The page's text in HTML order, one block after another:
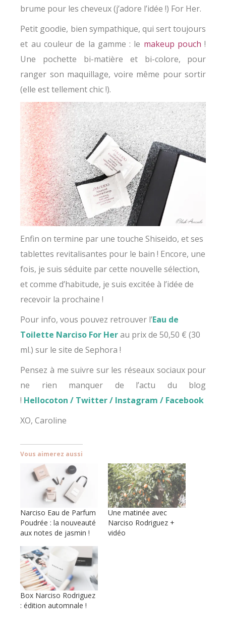
brume pour les cheveux (j’adore l’idée !) For Her.
Petit goodie, bien sympathique, qui sert toujours
et au couleur de la gamme : le makeup pouch !
Une pochette bi-matière et bi-colore, pour
ranger son maquillage, voire même pour sortir
(elle est tellement chic !).
Enfin on termine par une touche Shiseido, et ses
tablettes revitalisantes pour le bain ! Encore, une
fois, je suis séduite par cette nouvelle sélection,
et comme d’habitude, je suis excitée à l’idée de
recevoir la prochaine !
Pour info, vous pouvez retrouver l’Eau de
Toilette Narciso For Herau prix de 50,50 € (30
ml.) sur le site de Sephora !
Pensez à me suivre sur les réseaux sociaux pour
ne rien manquer de l’actu du blog
! Hellocoton / Twitter/ Instagram / Facebook
XO, Caroline
Vous aimerez aussi
Narciso Eau de Parfum
Poudrée : la nouveauté
aux notes de jasmin !
Une matinée avec
Narciso Rodriguez +
vidéo
Box Narciso Rodriguez
: édition automnale !